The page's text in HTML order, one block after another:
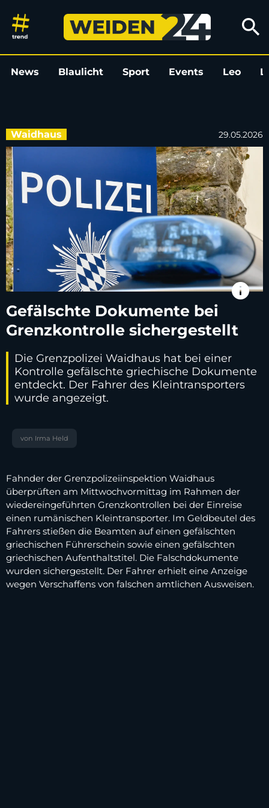
Gefälschte Dokumente bei
search
News Blaulicht Sport Events Leo
Waidhaus 29.05.2026
info
Gefälschte Dokumente bei
Grenzkontrolle sichergestellt
Die Grenzpolizei Waidhaus hat bei einer
Kontrolle gefälschte griechische Dokumente
entdeckt. Der Fahrer des Kleintransporters
wurde angezeigt.
von Irma Held
Fahnder der Grenzpolizeiinspektion Waidhaus
überprüften am Mittwochvormittag im Rahmen der
wiedereingeführten Grenzkontrollen bei der Einreise
einen rumänischen Kleintransporter. Im Geldbeutel des
Fahrers stießen die Beamten auf einen gefälschten
griechischen Führerschein sowie einen gefälschten
griechischen Aufenthaltstitel. Die Falschdokumente
wurden sichergestellt. Der Fahrer erhielt eine Anzeige
wegen Verschaffens von falschen amtlichen Ausweisen.